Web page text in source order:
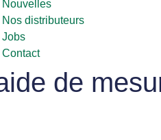
Nouvelles
Nos distributeurs
Jobs
Contact
de